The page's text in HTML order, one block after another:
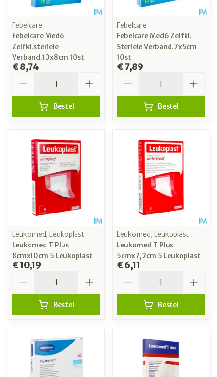
Febelcare
Febelcare Med6
Zelfkl.steriele
Verband.10x8cm 10st
€ 8,74
Bestel
Febelcare
Febelcare Med6 Zelfkl.
Steriele Verband.7x5cm
10st
€ 7,89
Bestel
Leukomed, Leukoplast
Leukomed T Plus
8cmx10cm 5 Leukoplast
€ 10,19
Bestel
Leukomed, Leukoplast
Leukomed T Plus
5cmx7,2cm 5 Leukoplast
€ 6,11
Bestel